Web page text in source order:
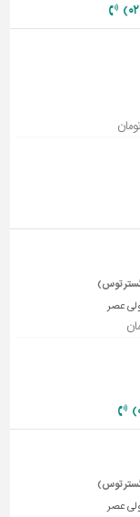
گستر توس)
ولی عصر
گستر توس)
ولی عصر